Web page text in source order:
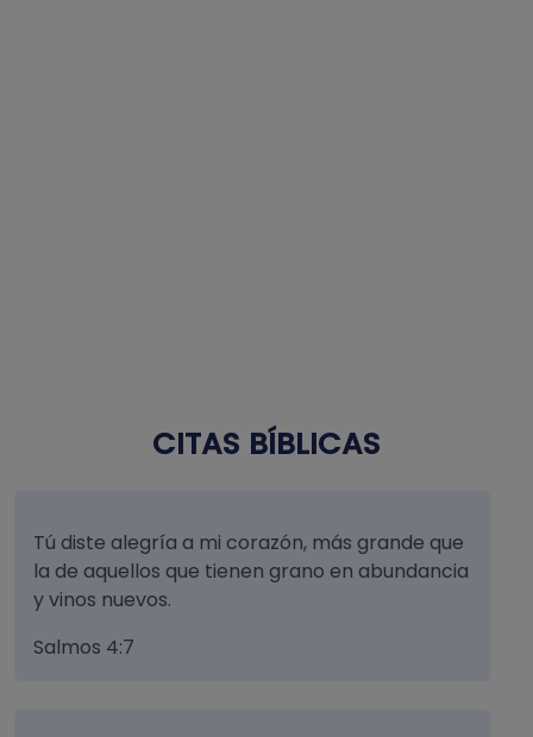
CITAS BÍBLICAS
Tú diste alegría a mi corazón, más grande que
la de aquellos que tienen grano en abundancia
y vinos nuevos.
Salmos 4:7